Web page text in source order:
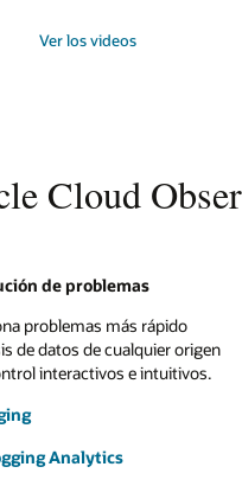
Ver los videos
Cloud
de problemas
problemas más rápido
de datos de cualquier origen
interactivos e intuitivos.
Analytics